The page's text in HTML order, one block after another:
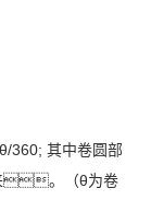
其中卷圆部
。（θ为卷